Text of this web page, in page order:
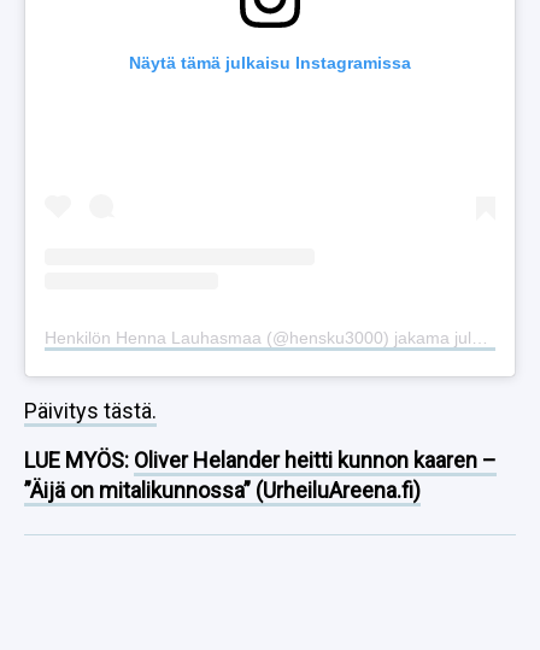
Näytä tämä julkaisu Instagramissa
Päivitys tästä.
LUE MYÖS: Oliver Helander heitti kunnon kaaren –
”Äijä on mitalikunnossa” (UrheiluAreena.fi)